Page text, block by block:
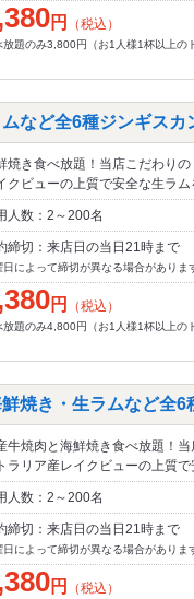
円 （税込）
放題のみ3,800円（お1人様1杯以上の
など全6種ジンギス
焼き食べ放題！当店こだわり
クビューの上質で安全な生ラ
人数：2～200名
締切：来店日の当日21時まで
によって締切が異なる場合がありま
円 （税込）
放題のみ4,800円（お1人様1杯以上の
焼き・生ラムなど全6
牛焼肉と海鮮焼き食べ放題！
ラリア産レイクビューの上質
人数：2～200名
締切：来店日の当日21時まで
によって締切が異なる場合がありま
円 （税込）